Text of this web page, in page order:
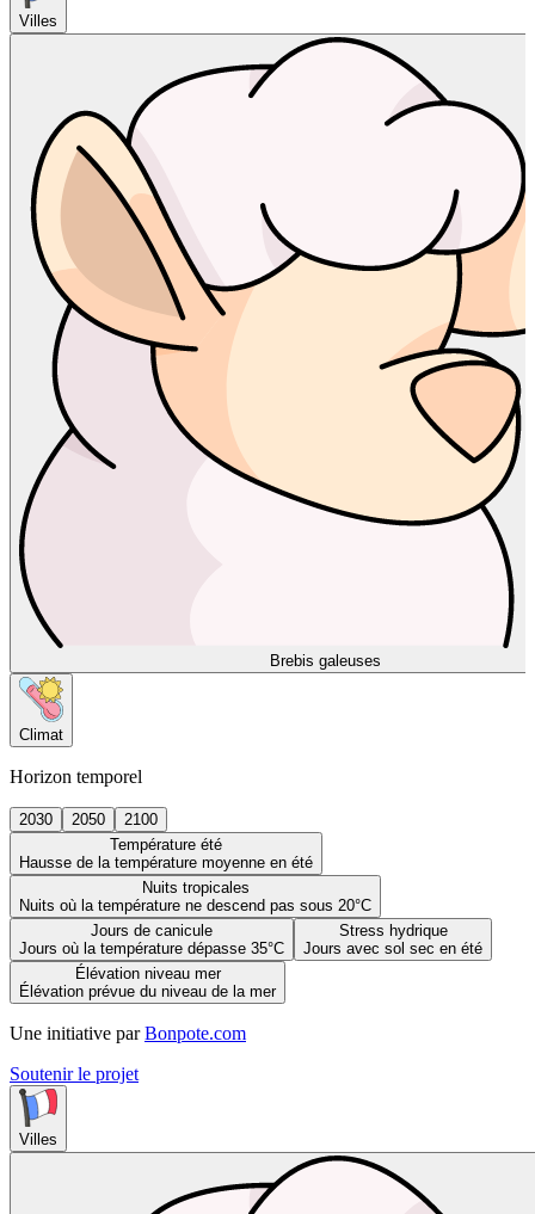
Villes
Brebis galeuses
Climat
Horizon temporel
2030 2050
2100
Température été
Hausse de la température moyenne en été
Nuits tropicales
Nuits où la température ne descend pas sous 20°C
Jours de canicule
Jours où la température dépasse 35°C
Stress hydrique
Jours avec sol sec en été
Élévation niveau mer
Élévation prévue du niveau de la mer
Une initiative par Bonpote.com
Soutenir le projet
Villes